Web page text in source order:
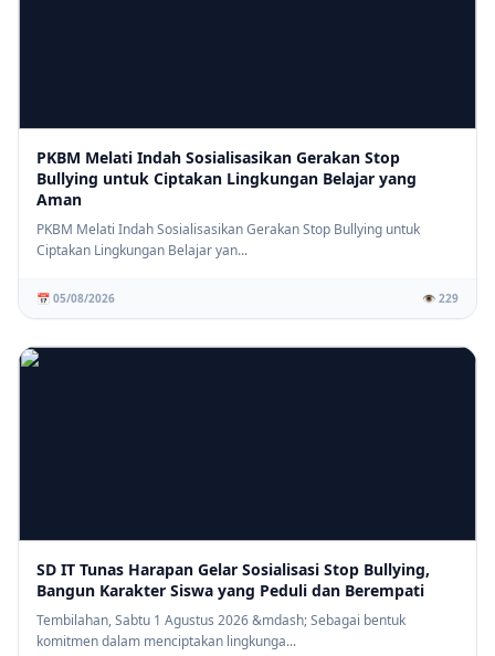
PKBM Melati Indah Sosialisasikan Gerakan Stop
Bullying untuk Ciptakan Lingkungan Belajar yang
Aman
PKBM Melati Indah Sosialisasikan Gerakan Stop Bullying untuk
Ciptakan Lingkungan Belajar yan...
📅 05/08/2026 👁️ 229
SD IT Tunas Harapan Gelar Sosialisasi Stop Bullying,
Bangun Karakter Siswa yang Peduli dan Berempati
Tembilahan, Sabtu 1 Agustus 2026 &mdash; Sebagai bentuk
komitmen dalam menciptakan lingkunga...